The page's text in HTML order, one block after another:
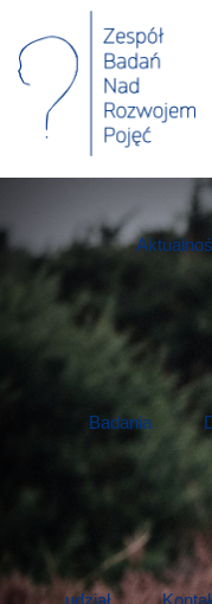
Badania
udział